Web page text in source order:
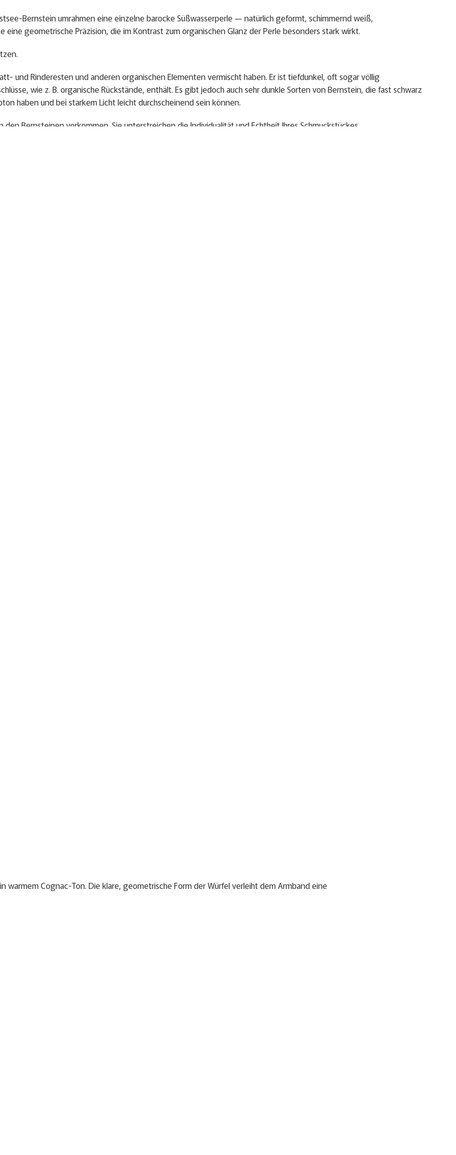
Bernstein umrahmen eine einzelne barocke Süßwasserperle — natürlich geformt, schimmernd weiß,
geometrische Präzision, die im Kontrast zum organischen Glanz der Perle besonders stark wirkt.
und Rinderesten und anderen organischen Elementen vermischt haben. Er ist tiefdunkel, oft sogar völlig
wie z. B. organische Rückstände, enthält. Es gibt jedoch auch sehr dunkle Sorten von Bernstein, die fast schwarz
haben und bei starkem Licht leicht durchscheinend sein können.
Bernsteinen vorkommen. Sie unterstreichen die Individualität und Echtheit Ihres Schmuckstückes.
– kein Gagat und keine Imitationen.
freihalten, um Verschlucken oder Verletzungen zu vermeiden.
Cognac-Ton. Die klare, geometrische Form der Würfel verleiht dem Armband eine